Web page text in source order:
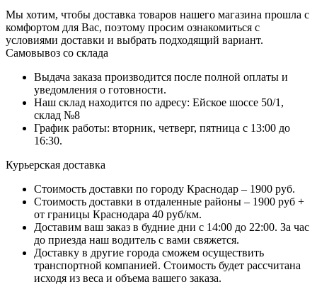
Мы хотим, чтобы доставка товаров нашего магазина прошла с
комфортом для Вас, поэтому просим ознакомиться с
условиями доставки и выбрать подходящий вариант.
Самовывоз со склада
Выдача заказа производится после полной оплаты и
уведомления о готовности.
Наш склад находится по адресу: Ейское шоссе 50/1,
склад №8
График работы: вторник, четверг, пятница с 13:00 до
16:30.
Курьерская доставка
Стоимость доставки по городу Краснодар – 1900 руб.
Стоимость доставки в отдаленные районы – 1900 руб +
от границы Краснодара 40 руб/км.
Доставим ваш заказ в будние дни с 14:00 до 22:00. За час
до приезда наш водитель с вами свяжется.
Доставку в другие города сможем осуществить
транспортной компанией. Стоимость будет рассчитана
исходя из веса и объема вашего заказа.